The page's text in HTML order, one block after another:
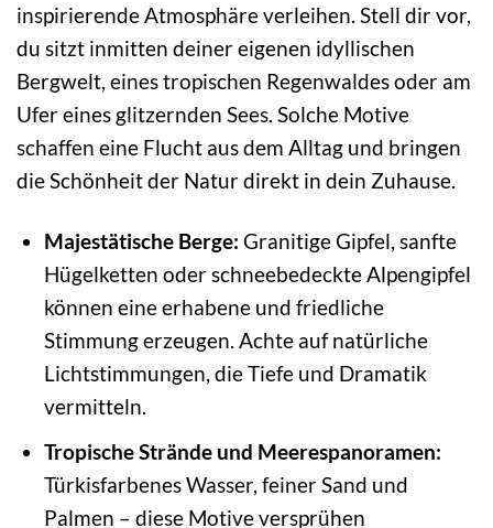
inspirierende Atmosphäre verleihen. Stell dir vor,
du sitzt inmitten deiner eigenen idyllischen
Bergwelt, eines tropischen Regenwaldes oder am
Ufer eines glitzernden Sees. Solche Motive
schaffen eine Flucht aus dem Alltag und bringen
die Schönheit der Natur direkt in dein Zuhause.
Majestätische Berge: Granitige Gipfel, sanfte
Hügelketten oder schneebedeckte Alpengipfel
können eine erhabene und friedliche
Stimmung erzeugen. Achte auf natürliche
Lichtstimmungen, die Tiefe und Dramatik
vermitteln.
Tropische Strände und Meerespanoramen:
Türkisfarbenes Wasser, feiner Sand und
Palmen – diese Motive versprühen